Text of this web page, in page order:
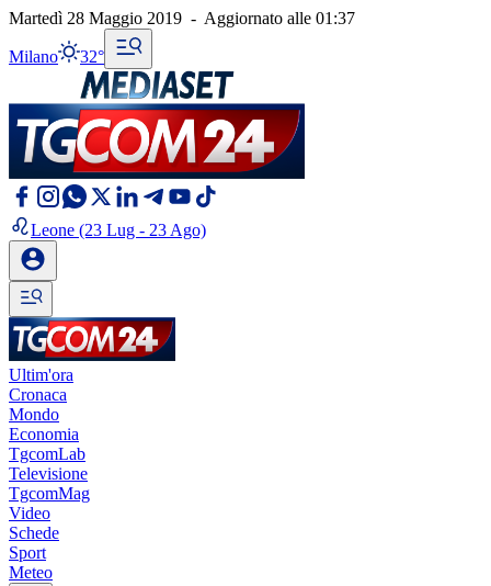
Martedì 28 Maggio 2019 - Aggiornato alle 01:37
Milano 32°
Leone (23 Lug - 23 Ago)
Ultim'ora
Cronaca
Mondo
Economia
TgcomLab
Televisione
TgcomMag
Video
Schede
Sport
Meteo